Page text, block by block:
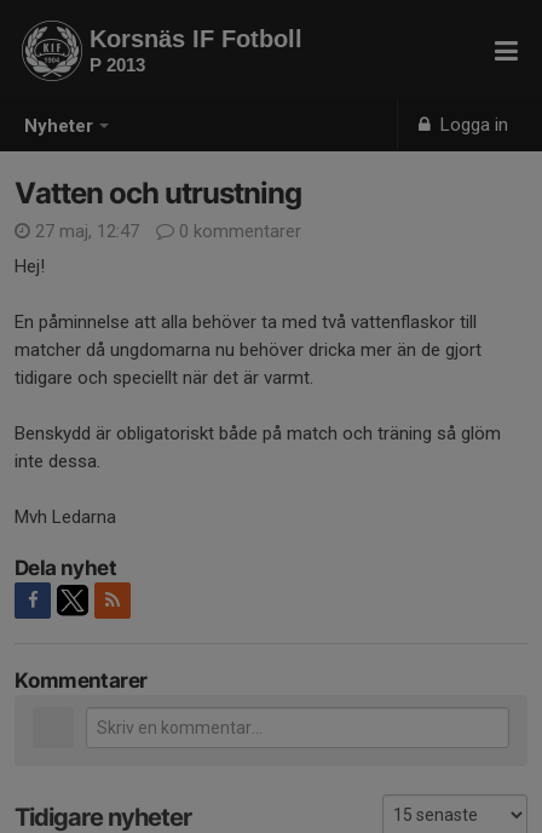
Nyheter Logga in
Korsnäs IF Fotboll
P 2013
Vatten och utrustning
27 maj, 12:47
0 kommentarer
Hej!
En påminnelse att alla behöver ta med två vattenflaskor till
matcher då ungdomarna nu behöver dricka mer än de gjort
tidigare och speciellt när det är varmt.
Benskydd är obligatoriskt både på match och träning så glöm
inte dessa.
Mvh Ledarna
Dela nyhet
Kommentarer
Tidigare nyheter